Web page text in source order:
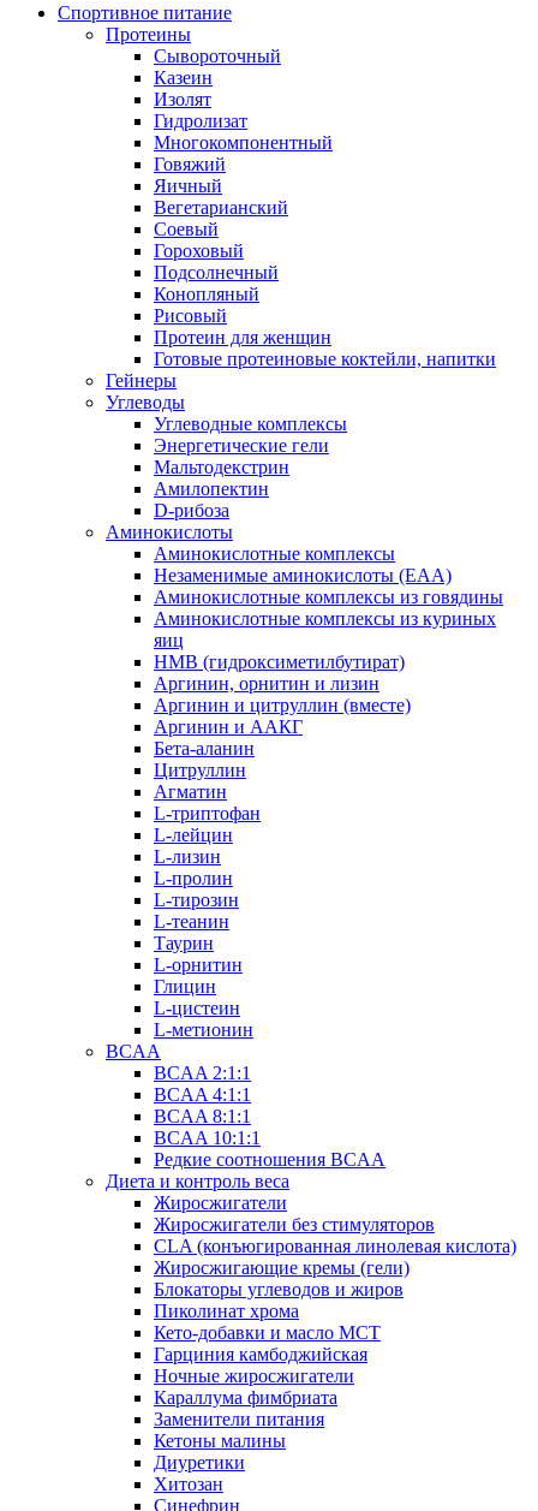
Спортивное питание
Протеины
Сывороточный
Казеин
Изолят
Гидролизат
Многокомпонентный
Говяжий
Яичный
Вегетарианский
Соевый
Гороховый
Подсолнечный
Конопляный
Рисовый
Протеин для женщин
Готовые протеиновые коктейли, напитки
Гейнеры
Углеводы
Углеводные комплексы
Энергетические гели
Мальтодекстрин
Амилопектин
D-рибоза
Аминокислоты
Аминокислотные комплексы
Незаменимые аминокислоты (EAA)
Аминокислотные комплексы из говядины
Аминокислотные комплексы из куриных
яиц
HMB (гидроксиметилбутират)
Аргинин, орнитин и лизин
Аргинин и цитруллин (вместе)
Аргинин и ААКГ
Бета-аланин
Цитруллин
Агматин
L-триптофан
L-лейцин
L-лизин
L-пролин
L-тирозин
L-теанин
Таурин
L-орнитин
Глицин
L-цистеин
L-метионин
BCAA
BCAA 2:1:1
BCAA 4:1:1
BCAA 8:1:1
BCAA 10:1:1
Редкие соотношения BCAA
Диета и контроль веса
Жиросжигатели
Жиросжигатели без стимуляторов
CLA (конъюгированная линолевая кислота)
Жиросжигающие кремы (гели)
Блокаторы углеводов и жиров
Пиколинат хрома
Кето-добавки и масло МСТ
Гарциния камбоджийская
Ночные жиросжигатели
Караллума фимбриата
Заменители питания
Кетоны малины
Диуретики
Хитозан
Синефрин